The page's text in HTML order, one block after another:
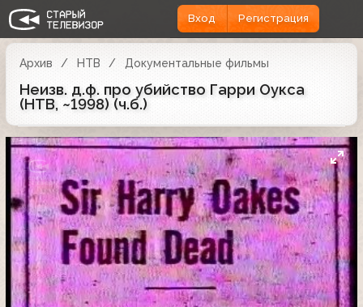
Вход Регистрация
Архив НТВ Документальные фильмы
Неизв. д.ф. про убийство Гарри Оукса
(НТВ, ~1998) (ч.б.)